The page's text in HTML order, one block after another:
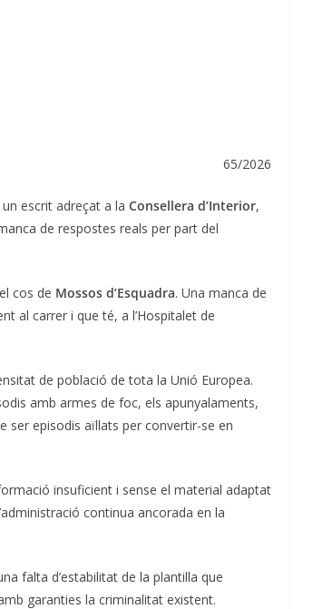
65/2026
escrit adreçat a la Consellera d’Interior,
de respostes reals per part del
cos de Mossos d’Esquadra. Una manca de
al carrer i que té, a l’Hospitalet de
de població de tota la Unió Europea.
amb armes de foc, els apunyalaments,
ser episodis aïllats per convertir-se en
insuficient i sense el material adaptat
continua ancorada en la
falta d’estabilitat de la plantilla que
garanties la criminalitat existent.